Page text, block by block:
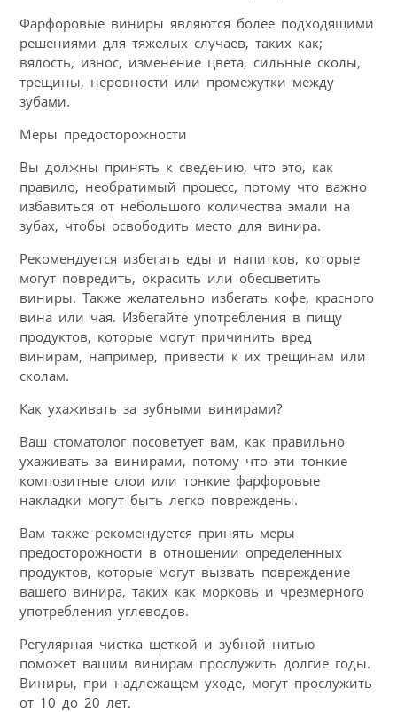
Фарфоровые виниры являются более подходящими
решениями для тяжелых случаев, таких как;
вялость, износ, изменение цвета, сильные сколы,
трещины, неровности или промежутки между
зубами.
Меры предосторожности
Вы должны принять к сведению, что это, как
правило, необратимый процесс, потому что важно
избавиться от небольшого количества эмали на
зубах, чтобы освободить место для винира.
Рекомендуется избегать еды и напитков, которые
могут повредить, окрасить или обесцветить
виниры. Также желательно избегать кофе, красного
вина или чая. Избегайте употребления в пищу
продуктов, которые могут причинить вред
винирам, например, привести к их трещинам или
сколам.
Как ухаживать за зубными винирами?
Ваш стоматолог посоветует вам, как правильно
ухаживать за винирами, потому что эти тонкие
композитные слои или тонкие фарфоровые
накладки могут быть легко повреждены.
Вам также рекомендуется принять меры
предосторожности в отношении определенных
продуктов, которые могут вызвать повреждение
вашего винира, таких как морковь и чрезмерного
употребления углеводов.
Регулярная чистка щеткой и зубной нитью
поможет вашим винирам прослужить долгие годы.
Виниры, при надлежащем уходе, могут прослужить
от 10 до 20 лет.